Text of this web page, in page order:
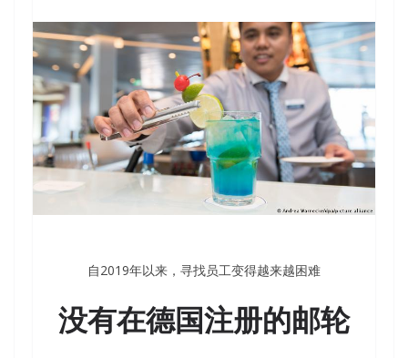
自2019年以来，寻找员工变得越来越困难
没有在德国注册的邮轮